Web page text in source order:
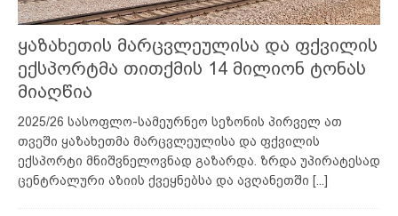
ყაზახეთის მარცვლეულისა და ფქვილის
ექსპორტმა თითქმის 14 მილიონ ტონას
მიაღწია
2025/26 სასოფლო-სამეურნეო სეზონის პირველ ათ
თვეში ყაზახეთმა მარცვლეულისა და ფქვილის
ექსპორტი მნიშვნელოვნად გაზარდა. ზრდა უპირატესად
ცენტრალური აზიის ქვეყნებსა და ავღანეთში [...]